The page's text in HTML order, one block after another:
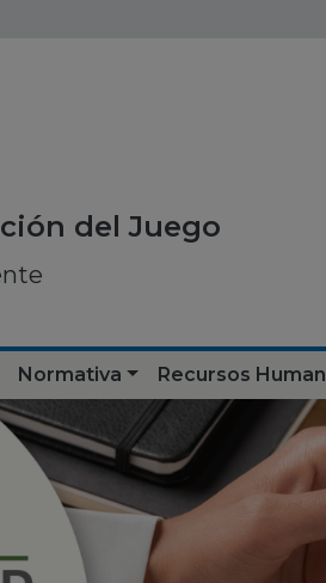
del Juego
Normativa Recursos